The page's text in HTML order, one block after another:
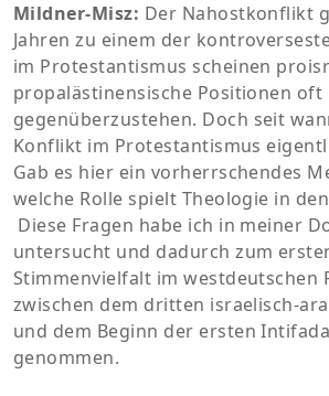
Mildner-Misz: Der Nahostkonflikt
Jahren zu einem der
im Protestantismus scheinen
propalästinensische Positionen
gegenüberzustehen. Doch seit
Konflikt im Protestantismus
Gab es hier ein vorherrschendes
welche Rolle spielt Theologie in
Diese Fragen habe ich in meiner
untersucht und dadurch zum
Stimmenvielfalt im westdeutschen
zwischen dem dritten israelisch-
und dem Beginn der ersten
genommen.